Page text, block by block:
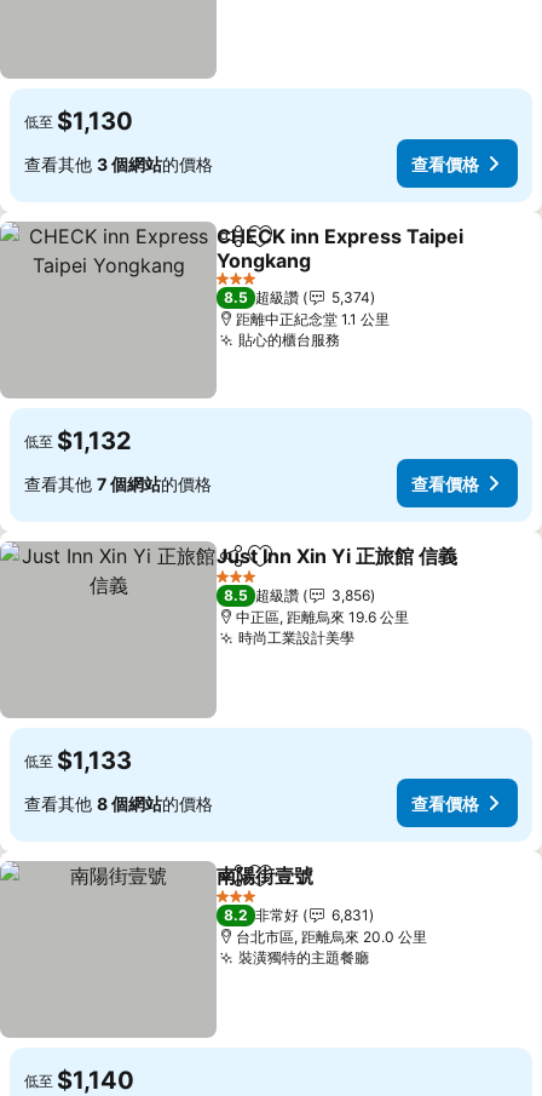
低至 $1,130
查看其他 3 個網站的價格 查看價格
分享 加入我的最愛
CHECK inn Express Taipei
Yongkang
3 星級
8.5 超級讚
5,374
距離中正紀念堂 1.1 公里
貼心的櫃台服務
低至 $1,132
查看其他 7 個網站的價格 查看價格
分享 加入我的最愛
Just Inn Xin Yi 正旅館 信義
3 星級
8.5 超級讚
3,856
中正區, 距離烏來 19.6 公里
時尚工業設計美學
低至 $1,133
查看其他 8 個網站的價格 查看價格
分享 加入我的最愛
南陽街壹號
3 星級
8.2 非常好
6,831
台北市區, 距離烏來 20.0 公里
裝潢獨特的主題餐廳
低至 $1,140